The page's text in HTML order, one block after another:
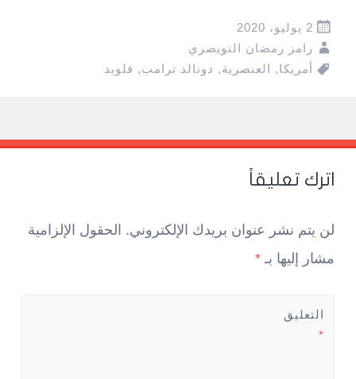
2 يوليو، 2020
رامز رمضان النويصري
أمريكا, العنصرية, دونالد ترامب, فلويد
Post
navigation
←
→
اترك تعليقاً
لن يتم نشر عنوان بريدك الإلكتروني. الحقول الإلزامية
مشار إليها بـ *
التعليق
*